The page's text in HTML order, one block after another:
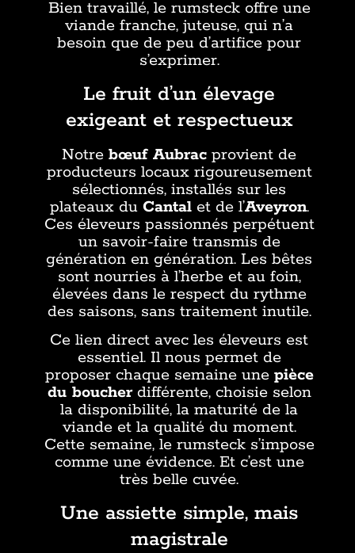
Bien travaillé, le rumsteck offre une
viande franche, juteuse, qui n’a
besoin que de peu d’artifice pour
s’exprimer.
Le fruit d’un élevage
exigeant et respectueux
Notrebœuf Aubrac provient de
producteurs locaux rigoureusement
sélectionnés, installés sur les
plateaux du Cantalet de l’Aveyron.
Ces éleveurs passionnés perpétuent
un savoir-faire transmis de
génération en génération. Les bêtes
sont nourries à l’herbe et au foin,
élevées dans le respect du rythme
des saisons, sans traitement inutile.
Ce lien direct avec les éleveurs est
essentiel. Il nous permet de
proposer chaque semaine une pièce
du boucherdifférente, choisie selon
la disponibilité, la maturité de la
viande et la qualité du moment.
Cette semaine, le rumsteck s’impose
comme une évidence. Et c’est une
très belle cuvée.
Une assiette simple, mais
magistrale